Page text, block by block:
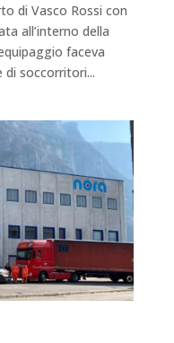
di Vasco Rossi con
all’interno della
faceva
di soccorritori...